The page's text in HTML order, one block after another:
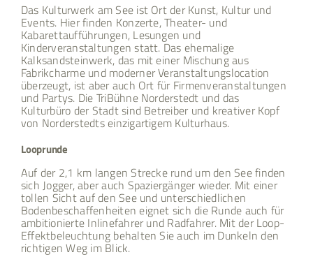
Das Kulturwerk am See ist Ort der Kunst, Kultur und
Events. Hier finden Konzerte, Theater- und
Kabarettaufführungen, Lesungen und
Kinderveranstaltungen statt. Das ehemalige
Kalksandsteinwerk, das mit einer Mischung aus
Fabrikcharme und moderner Veranstaltungslocation
überzeugt, ist aber auch Ort für Firmenveranstaltungen
und Partys. Die TriBühne Norderstedt und das
Kulturbüro der Stadt sind Betreiber und kreativer Kopf
von Norderstedts einzigartigem Kulturhaus.
Looprunde
Auf der 2,1 km langen Strecke rund um den See finden
sich Jogger, aber auch Spaziergänger wieder. Mit einer
tollen Sicht auf den See und unterschiedlichen
Bodenbeschaffenheiten eignet sich die Runde auch für
ambitionierte Inlinefahrer und Radfahrer. Mit der Loop-
Effektbeleuchtung behalten Sie auch im Dunkeln den
richtigen Weg im Blick.